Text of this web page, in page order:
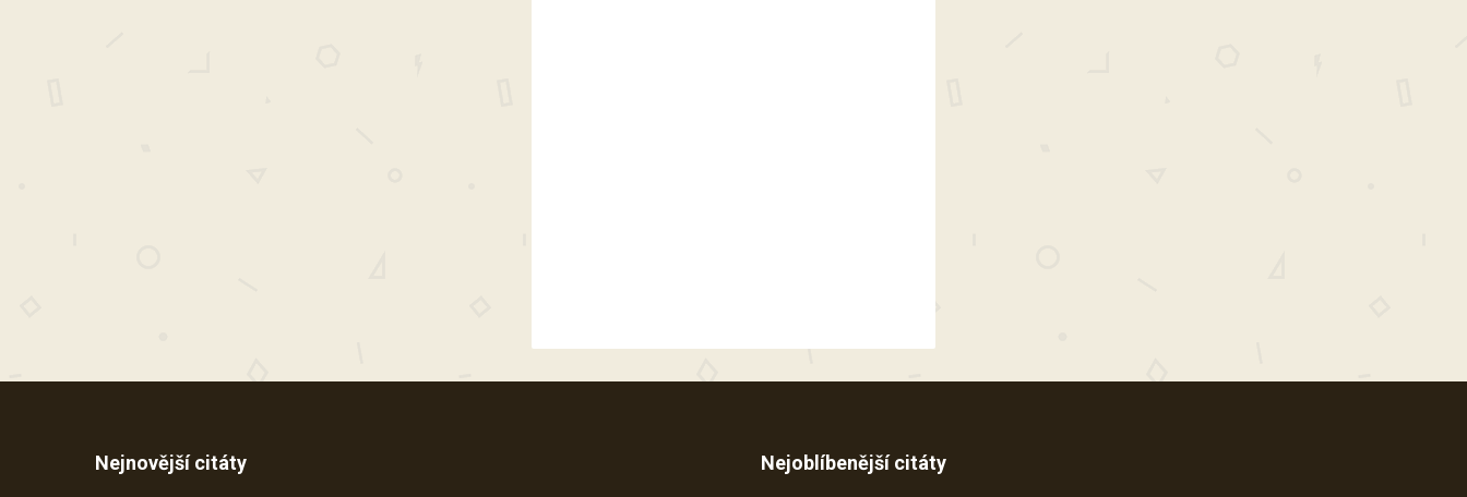
Nejnovější citáty Nejoblíbenější citáty